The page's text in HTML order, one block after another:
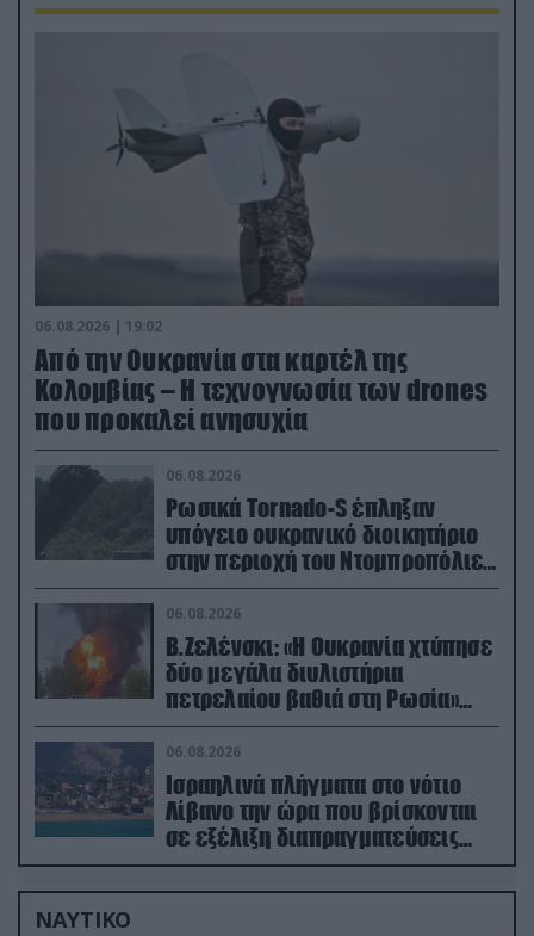
06.08.2026 | 19:02
Από την Ουκρανία στα καρτέλ της
Κολομβίας – Η τεχνογνωσία των drones
που προκαλεί ανησυχία
06.08.2026
Ρωσικά Tornado-S έπληξαν
υπόγειο ουκρανικό διοικητήριο
στην περιοχή του Ντομπροπόλιε
(βίντεο)
06.08.2026
Β.Ζελένσκι: «Η Ουκρανία χτύπησε
δύο μεγάλα διυλιστήρια
πετρελαίου βαθιά στη Ρωσία»
(βίντεο)
06.08.2026
Ισραηλινά πλήγματα στο νότιο
Λίβανο την ώρα που βρίσκονται
σε εξέλιξη διαπραγματεύσεις
στην Ρώμη
ΝΑΥΤΙΚΟ